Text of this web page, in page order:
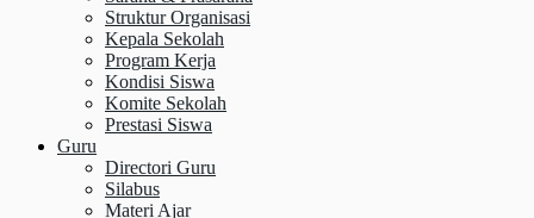
Struktur Organisasi
Kepala Sekolah
Program Kerja
Kondisi Siswa
Komite Sekolah
Prestasi Siswa
Guru
Directori Guru
Silabus
Materi Ajar